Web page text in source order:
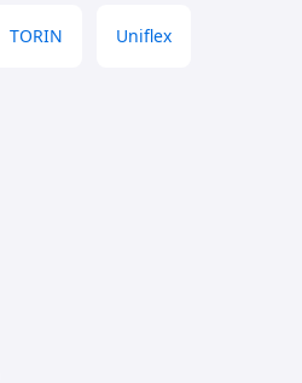
TORIN Uniflex